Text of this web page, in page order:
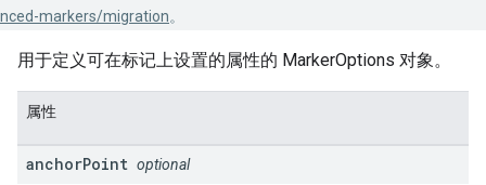
nced-markers/migration。
用于定义可在标记上设置的属性的 MarkerOptions 对象。
属性
anchorPoint optional